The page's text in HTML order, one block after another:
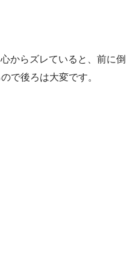
からズレていると、前に倒
で後ろは大変です。